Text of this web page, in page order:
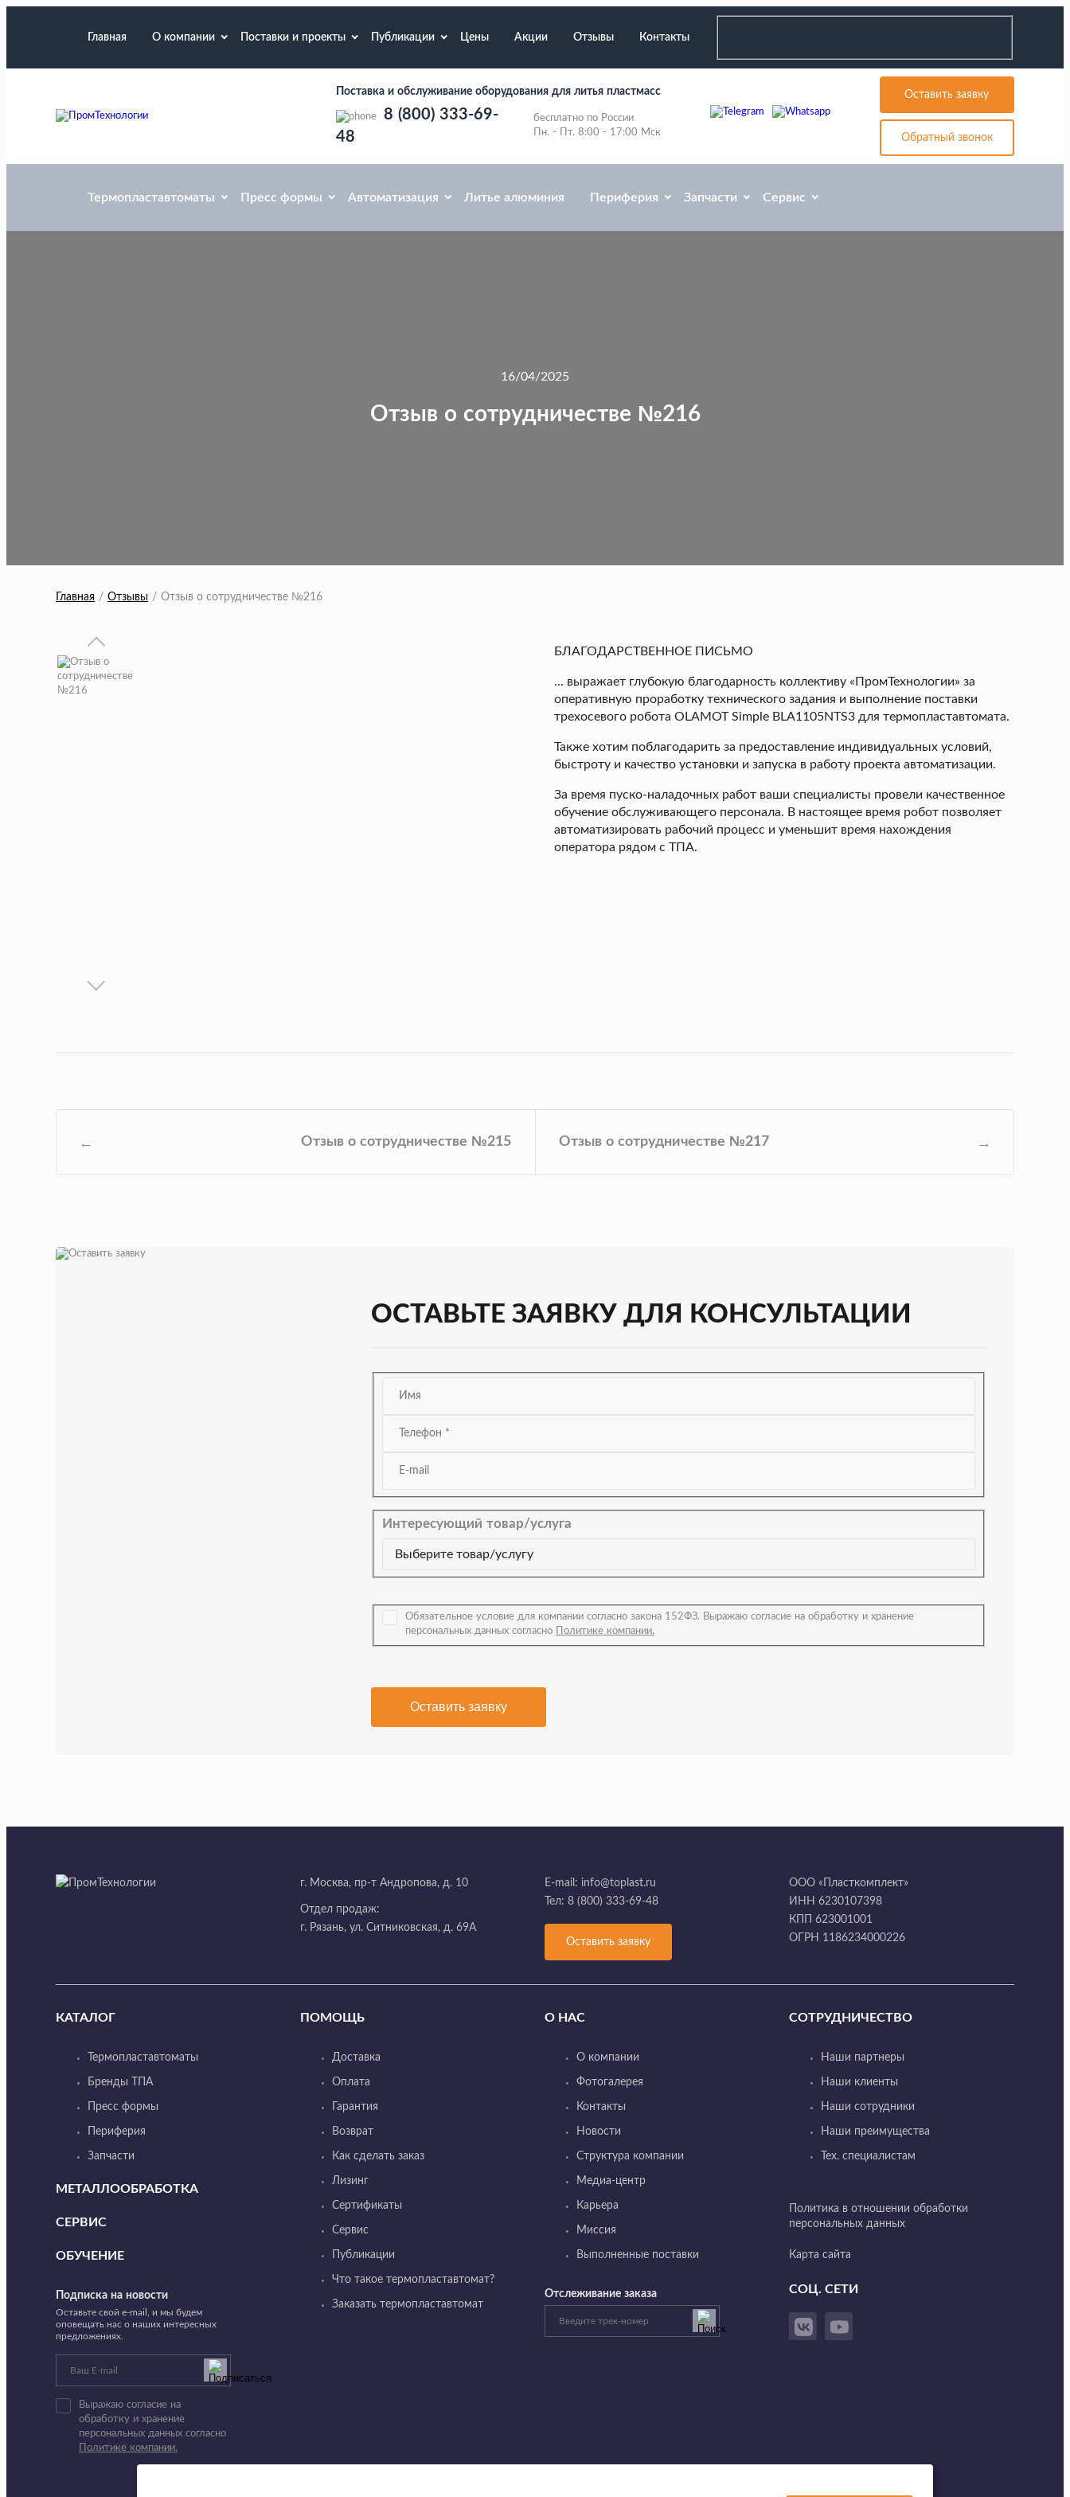
Главная О компании Поставки и проекты Публикации Цены Акции Отзывы Контакты
Поставка и обслуживание оборудования для литья пластмасс
8 (800) 333-69-
48
бесплатно по России
Пн. - Пт. 8:00 - 17:00 Мск
Оставить заявку
Обратный звонок
Термопластавтоматы Пресс формы Автоматизация Литье алюминия Периферия Запчасти Сервис
16/04/2025
Отзыв о сотрудничестве №216
Главная Отзывы Отзыв о сотрудничестве №216
БЛАГОДАРСТВЕННОЕ ПИСЬМО
... выражает глубокую благодарность коллективу «ПромТехнологии» за
оперативную проработку технического задания и выполнение поставки
трехосевого робота OLAMOT Simple BLA1105NTS3 для термопластавтомата.
Также хотим поблагодарить за предоставление индивидуальных условий,
быстроту и качество установки и запуска в работу проекта автоматизации.
За время пуско-наладочных работ ваши специалисты провели качественное
обучение обслуживающего персонала. В настоящее время робот позволяет
автоматизировать рабочий процесс и уменьшит время нахождения
оператора рядом с ТПА.
Отзыв о сотрудничестве №215 Отзыв о сотрудничестве №217
ОСТАВЬТЕ ЗАЯВКУ ДЛЯ КОНСУЛЬТАЦИИ
Интересующий товар/услуга
Обязательное условие для компании согласно закона 152ФЗ. Выражаю согласие на обработку и хранение
персональных данных согласно
Политике компании.
Оставить заявку
г. Москва, пр-т Андропова, д. 10
Отдел продаж:
г. Рязань, ул. Ситниковская, д. 69А
E-mail: info@toplast.ru
Тел:8 (800) 333-69-48
Оставить заявку
ООО «Пласткомплект»
ИНН 6230107398
КПП 623001001
ОГРН 1186234000226
КАТАЛОГ
Термопластавтоматы
Бренды ТПА
Пресс формы
Периферия
Запчасти
МЕТАЛЛООБРАБОТКА
СЕРВИС
ОБУЧЕНИЕ
Подписка на новости
Оставьте свой e-mail, и мы будем
оповещать нас о наших интересных
предложениях.
Выражаю согласие на
обработку и хранение
персональных данных согласно
Политике компании.
ПОМОЩЬ
Доставка
Оплата
Гарантия
Возврат
Как сделать заказ
Лизинг
Сертификаты
Сервис
Публикации
Что такое термопластавтомат?
Заказать термопластавтомат
О НАС
О компании
Фотогалерея
Контакты
Новости
Структура компании
Медиа-центр
Карьера
Миссия
Выполненные поставки
Отслеживание заказа
СОТРУДНИЧЕСТВО
Наши партнеры
Наши клиенты
Наши сотрудники
Наши преимущества
Тех. специалистам
Политика в отношении обработки
персональных данных
Карта сайта
СОЦ. СЕТИ